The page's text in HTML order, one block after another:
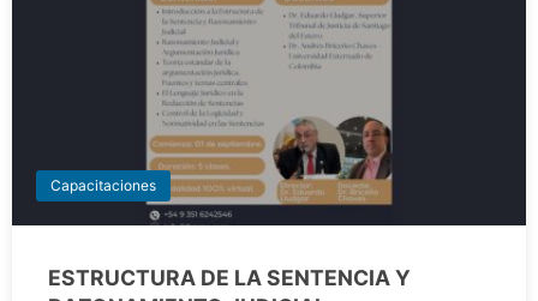
Capacitaciones
ESTRUCTURA DE LA SENTENCIA Y